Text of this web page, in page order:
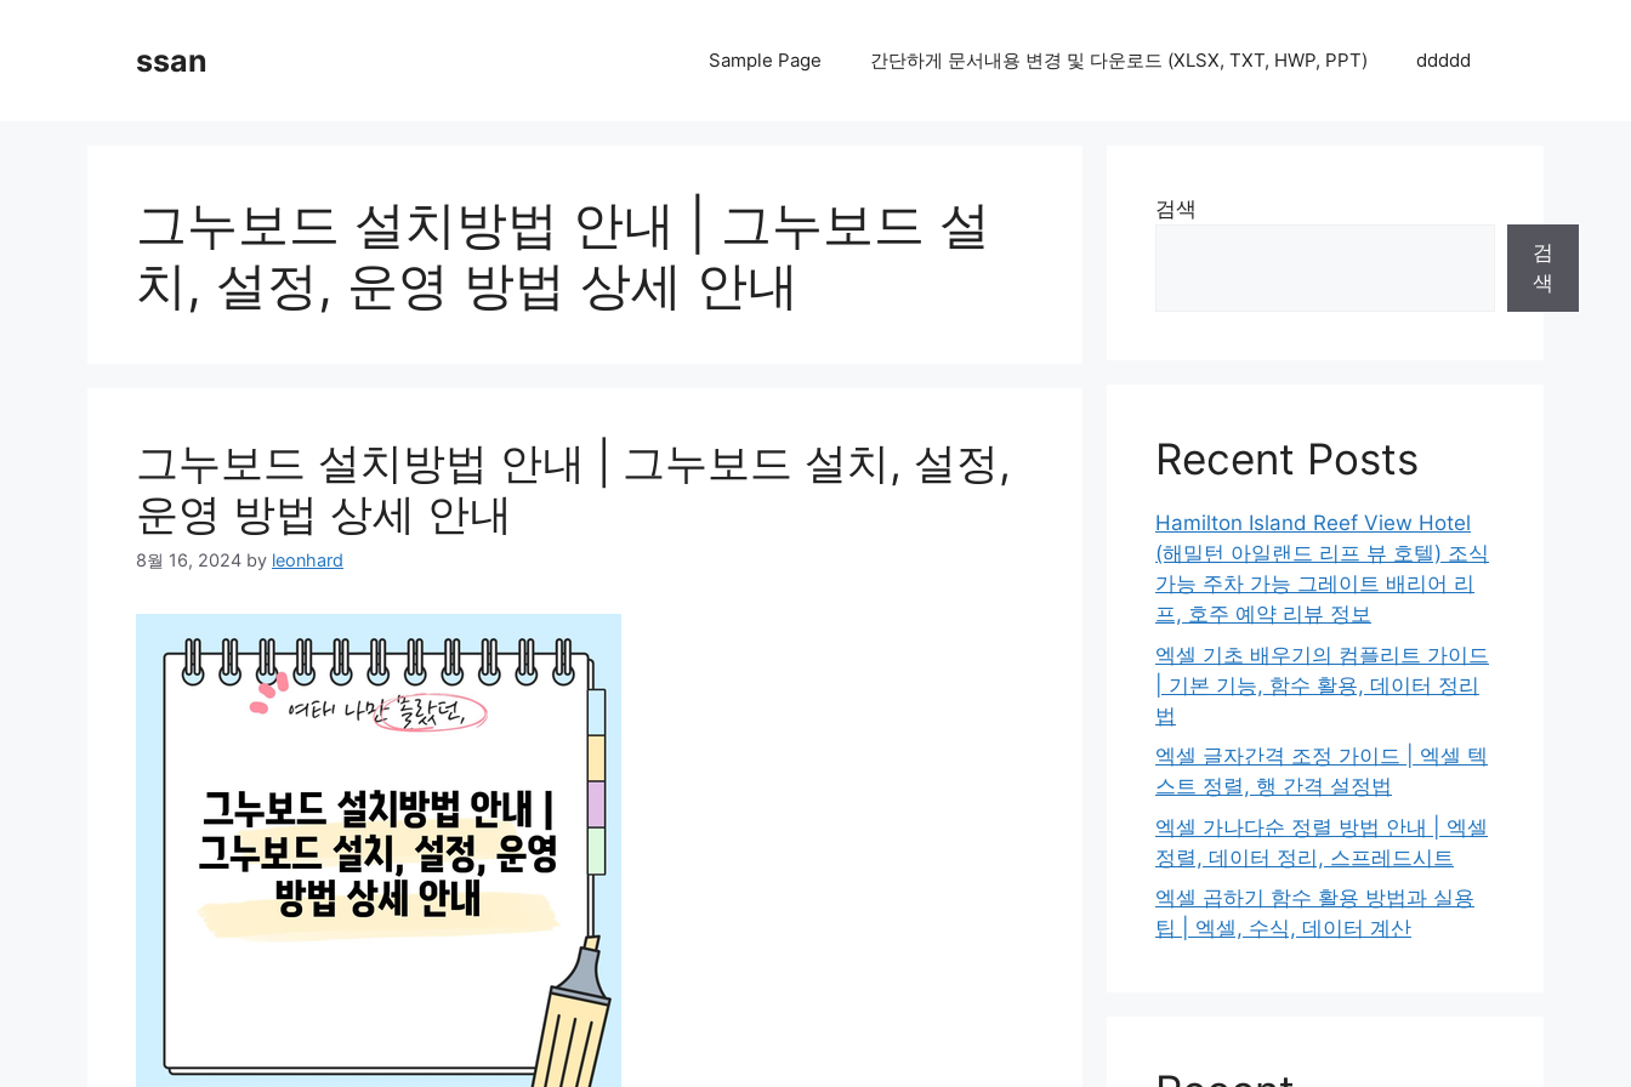
ssan Sample Page 간단하게 문서내용 변경 및 다운로드 (XLSX, TXT, HWP, PPT) ddddd
그누보드 설치방법 안내 | 그누보드 설
치, 설정, 운영 방법 상세 안내
그누보드 설치방법 안내 | 그누보드 설치, 설정,
운영 방법 상세 안내
8월 16, 2024 by leonhard
검색
검
색
Recent Posts
Hamilton Island Reef View Hotel
(해밀턴 아일랜드 리프 뷰 호텔) 조식
가능 주차 가능 그레이트 배리어 리
프, 호주 예약 리뷰 정보
엑셀 기초 배우기의 컴플리트 가이드
| 기본 기능, 함수 활용, 데이터 정리
법
엑셀 글자간격 조정 가이드 | 엑셀 텍
스트 정렬, 행 간격 설정법
엑셀 가나다순 정렬 방법 안내 | 엑셀
정렬, 데이터 정리, 스프레드시트
엑셀 곱하기 함수 활용 방법과 실용
팁 | 엑셀, 수식, 데이터 계산